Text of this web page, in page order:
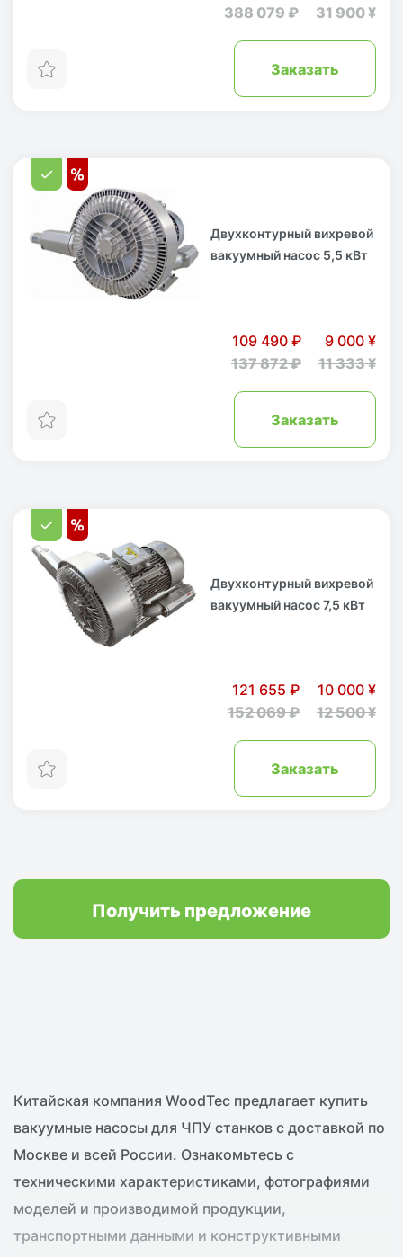
388 079 ₽ 31 900 ¥
Заказать
Двухконтурный вихревой
вакуумный насос 5,5 кВт
109 490 ₽
137 872 ₽
9 000 ¥
11 333 ¥
Заказать
Двухконтурный вихревой
вакуумный насос 7,5 кВт
121 655 ₽
152 069 ₽
10 000 ¥
12 500 ¥
Заказать
Получить предложение
Китайская компания WoodTec предлагает купить
вакуумные насосы для ЧПУ станков с доставкой по
Москве и всей России. Ознакомьтесь с
техническими характеристиками, фотографиями
моделей и производимой продукции,
транспортными данными и конструктивными